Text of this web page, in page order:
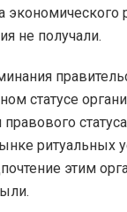
экономического
не получали.
статусе
ритуальных
этим